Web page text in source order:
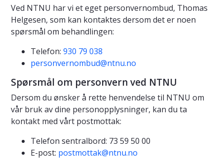
Ved NTNU har vi et eget personvernombud, Thomas
Helgesen, som kan kontaktes dersom det er noen
spørsmål om behandlingen:
Telefon: 930 79 038
personvernombud@ntnu.no
Spørsmål om personvern ved NTNU
Dersom du ønsker å rette henvendelse til NTNU om
vår bruk av dine personopplysninger, kan du ta
kontakt med vårt postmottak:
Telefon sentralbord: 73 59 50 00
E-post: postmottak@ntnu.no